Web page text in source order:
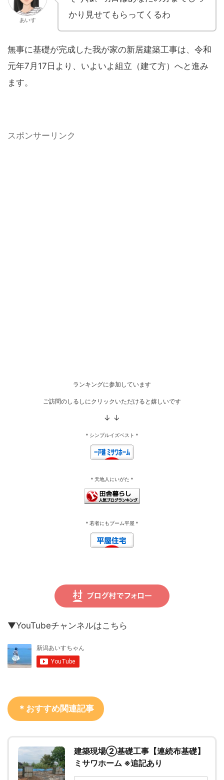
あいす
かり見せてもらってくるわ
無事に基礎が完成した我が家の新居建築工事は、令和
元年7月17日より、いよいよ組立（建て方）へと進み
ます。
スポンサーリンク
ランキングに参加しています
ご訪問のしるしにクリックいただけると嬉しいです
↓ ↓
＊シンプルイズベスト＊
＊天地人にいがた＊
＊若者にもブーム平屋＊
▼YouTubeチャンネルはこちら
＊おすすめ関連記事
建築現場②基礎工事【連続布基礎】
ミサワホーム ※追記あり